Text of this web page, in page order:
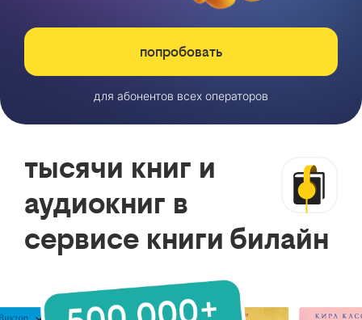
попробовать
для абонентов всех операторов
тысячи книг и
аудиокниг в
сервисе книги билайн